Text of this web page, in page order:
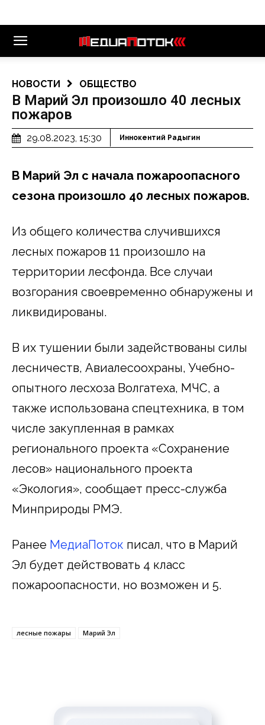
НОВОСТИ ОБЩЕСТВО
В Марий Эл произошло 40 лесных
пожаров
29.08.2023, 15:30 Иннокентий Радыгин
В Марий Эл с начала пожароопасного
сезона произошло 40 лесных пожаров.
Из общего количества случившихся
лесных пожаров 11 произошло на
территории лесфонда. Все случаи
возгорания своевременно обнаружены и
ликвидированы.
В их тушении были задействованы силы
лесничеств, Авиалесоохраны, Учебно-
опытного лесхоза Волгатеха, МЧС, а
также использована спецтехника, в том
числе закупленная в рамках
регионального проекта «Сохранение
лесов» национального проекта
«Экология», сообщает пресс-служба
Минприроды РМЭ.
Ранее МедиаПоток писал, что в Марий
Эл будет действовать 4 класс
пожароопасности, но возможен и 5.
лесные пожары Марий Эл